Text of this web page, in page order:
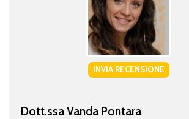
INVIA RECENSIONE
Dott.ssa Vanda Pontara